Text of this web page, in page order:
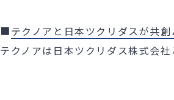
■テクノアと日本ツクリダスが共
テクノアは日本ツクリダス株式会